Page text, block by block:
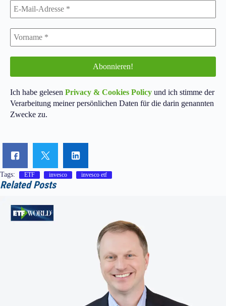
Ich habe gelesen Privacy & Cookies Policy und ich stimme der
Verarbeitung meiner persönlichen Daten für die darin genannten
Zwecke zu.
Tags: ETF invesco invesco etf
Related Posts